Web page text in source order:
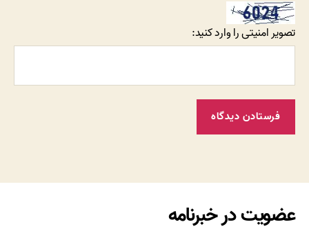
تصویر امنیتی را وارد کنید:
عضویت در خبرنامه